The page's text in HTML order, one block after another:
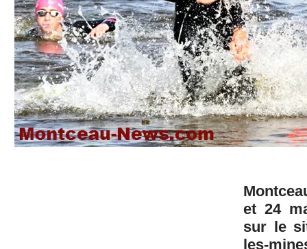
et 24
sur le
les-